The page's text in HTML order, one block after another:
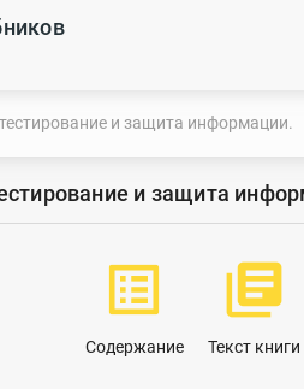
и защита информации.
и защита
list_alt
Содержание
library_books
Текст книги